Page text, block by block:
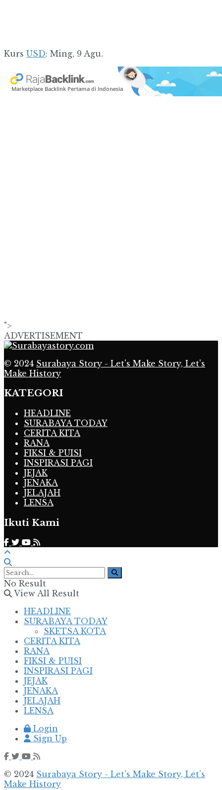
Kurs USD: Ming, 9 Agu.
">
ADVERTISEMENT
© 2024 Surabaya Story - Let's Make Story, Let's
Make History
KATEGORI
HEADLINE
SURABAYA TODAY
CERITA KITA
RANA
FIKSI & PUISI
INSPIRASI PAGI
JEJAK
JENAKA
JELAJAH
LENSA
Ikuti Kami
No Result
View All Result
HEADLINE
SURABAYA TODAY
SKETSA KOTA
CERITA KITA
RANA
FIKSI & PUISI
INSPIRASI PAGI
JEJAK
JENAKA
JELAJAH
LENSA
Login
Sign Up
© 2024 Surabaya Story - Let's Make Story, Let's
Make History